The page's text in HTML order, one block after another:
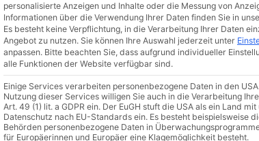
Katholizismus Franziskus 50 Jahre Humanae vitae
personalisierte Anzeigen und Inhalte oder die Messung von
Informationen über die Verwendung Ihrer Daten finden Sie in
Es besteht keine Verpflichtung, in die Verarbeitung Ihrer Daten
Angebot zu nutzen. Sie können Ihre Auswahl jederzeit unter
anpassen. Bitte beachten Sie, dass aufgrund individueller
alle Funktionen der Website verfügbar sind.
Einige Services verarbeiten personenbezogene Daten in den
Nutzung dieser Services willigen Sie auch in die Verarbeitung
Art. 49 (1) lit. a GDPR ein. Der EuGH stuft die USA als ein Land
Datenschutz nach EU-Standards ein. Es besteht beispielsweise
Behörden personenbezogene Daten in
für Europäerinnen und Europäer eine Klagemöglichkeit besteht.